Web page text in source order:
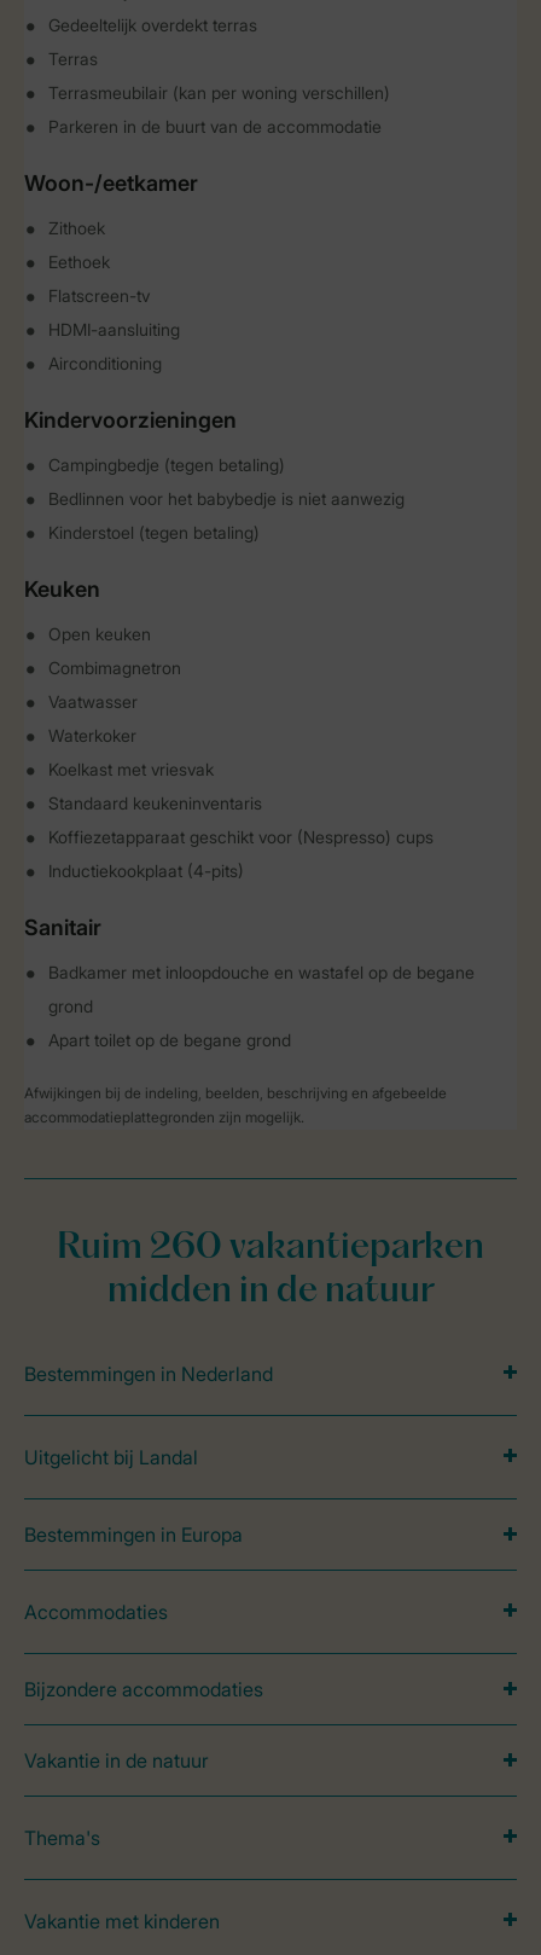
Gedeeltelijk overdekt terras
Terras
Terrasmeubilair (kan per woning verschillen)
Parkeren in de buurt van de accommodatie
Woon-/eetkamer
Zithoek
Eethoek
Flatscreen-tv
HDMI-aansluiting
Airconditioning
Kindervoorzieningen
Campingbedje (tegen betaling)
Bedlinnen voor het babybedje is niet aanwezig
Kinderstoel (tegen betaling)
Keuken
Open keuken
Combimagnetron
Vaatwasser
Waterkoker
Koelkast met vriesvak
Standaard keukeninventaris
Koffiezetapparaat geschikt voor (Nespresso) cups
Inductiekookplaat (4-pits)
Sanitair
Badkamer met inloopdouche en wastafel op de begane
grond
Apart toilet op de begane grond
Afwijkingen bij de indeling, beelden, beschrijving en afgebeelde
accommodatieplattegronden zijn mogelijk.
Ruim 260 vakantieparken
midden in de natuur
Bestemmingen in Nederland
Uitgelicht bij Landal
Bestemmingen in Europa
Accommodaties
Bijzondere accommodaties
Vakantie in de natuur
Thema's
Vakantie met kinderen